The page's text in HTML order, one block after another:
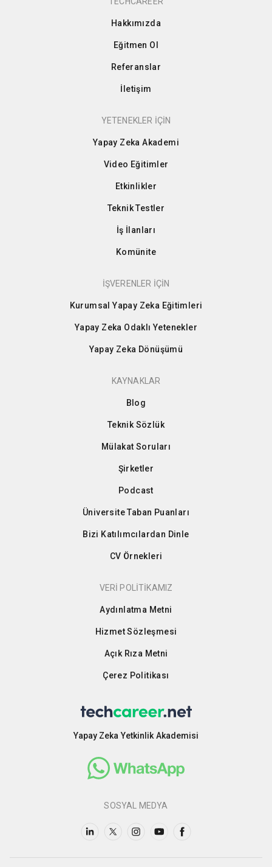
Hakkımızda
Eğitmen Ol
Referanslar
İletişim
YETENEKLER İÇİN
Yapay Zeka Akademi
Video Eğitimler
Etkinlikler
Teknik Testler
İş İlanları
Komünite
İŞVERENLER İÇİN
Kurumsal Yapay Zeka Eğitimleri
Yapay Zeka Odaklı Yetenekler
Yapay Zeka Dönüşümü
KAYNAKLAR
Blog
Teknik Sözlük
Mülakat Soruları
Şirketler
Podcast
Üniversite Taban Puanları
Bizi Katılımcılardan Dinle
CV Örnekleri
VERİ POLİTİKAMIZ
Aydınlatma Metni
Hizmet Sözleşmesi
Açık Rıza Metni
Çerez Politikası
Yapay Zeka Yetkinlik Akademisi
SOSYAL MEDYA